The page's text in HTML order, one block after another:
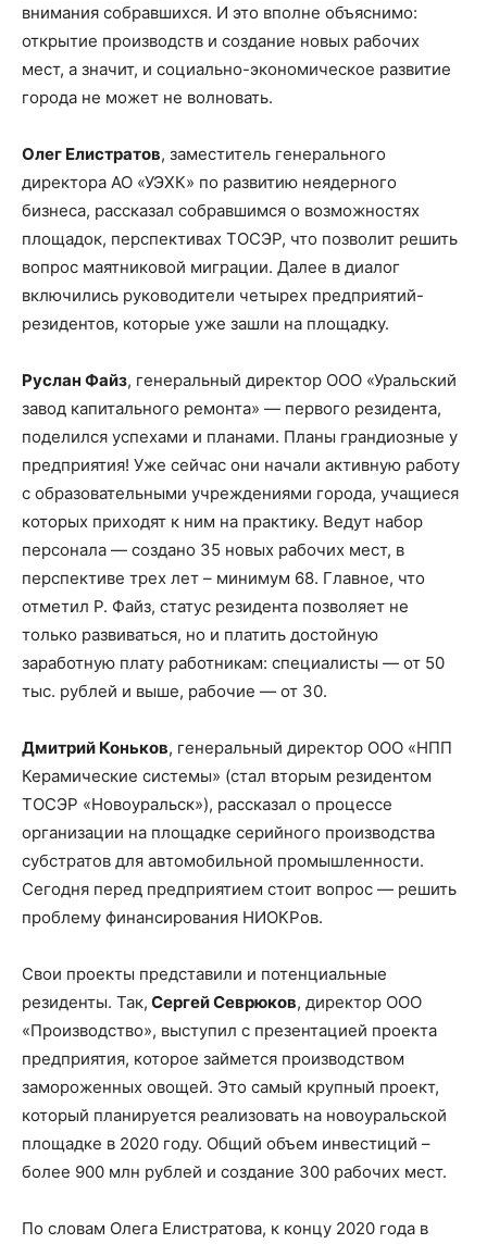
внимания собравшихся. И это вполне объяснимо:
открытие производств и создание новых рабочих
мест, а значит, и социально-экономическое развитие
города не может не волновать.
Олег Елистратов, заместитель генерального
директора АО «УЭХК» по развитию неядерного
бизнеса, рассказал собравшимся о возможностях
площадок, перспективах ТОСЭР, что позволит решить
вопрос маятниковой миграции. Далее в диалог
включились руководители четырех предприятий-
резидентов, которые уже зашли на площадку.
Руслан Файз, генеральный директор ООО «Уральский
завод капитального ремонта» — первого резидента,
поделился успехами и планами. Планы грандиозные у
предприятия! Уже сейчас они начали активную работу
с образовательными учреждениями города, учащиеся
которых приходят к ним на практику. Ведут набор
персонала — создано 35 новых рабочих мест, в
перспективе трех лет – минимум 68. Главное, что
отметил Р. Файз, статус резидента позволяет не
только развиваться, но и платить достойную
заработную плату работникам: специалисты — от 50
тыс. рублей и выше, рабочие — от 30.
Дмитрий Коньков, генеральный директор ООО «НПП
Керамические системы» (стал вторым резидентом
ТОСЭР «Новоуральск»), рассказал о процессе
организации на площадке серийного производства
субстратов для автомобильной промышленности.
Сегодня перед предприятием стоит вопрос — решить
проблему финансирования НИОКРов.
Свои проекты представили и потенциальные
резиденты. Так, Сергей Севрюков, директор ООО
«Производство», выступил с презентацией проекта
предприятия, которое займется производством
замороженных овощей. Это самый крупный проект,
который планируется реализовать на новоуральской
площадке в 2020 году. Общий объем инвестиций –
более 900 млн рублей и создание 300 рабочих мест.
По словам Олега Елистратова, к концу 2020 года в